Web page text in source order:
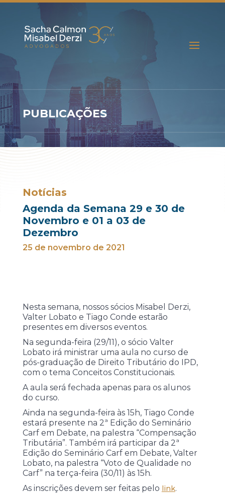
PUBLICAÇÕES
Notícias
Agenda da Semana 29 e 30 de
Novembro e 01 a 03 de
Dezembro
25 de novembro de 2021
Nesta semana, nossos sócios Misabel Derzi,
Valter Lobato e Tiago Conde estarão
presentes em diversos eventos.
Na segunda-feira (29/11), o sócio Valter
Lobato irá ministrar uma aula no curso de
pós-graduação de Direito Tributário do IPD,
com o tema Conceitos Constitucionais.
A aula será fechada apenas para os alunos
do curso.
Ainda na segunda-feira às 15h, Tiago Conde
estará presente na 2ª Edição do Seminário
Carf em Debate, na palestra “Compensação
Tributária”. Também irá participar da 2ª
Edição do Seminário Carf em Debate, Valter
Lobato, na palestra “Voto de Qualidade no
Carf” na terça-feira (30/11) às 15h.
As inscrições devem ser feitas pelo link.